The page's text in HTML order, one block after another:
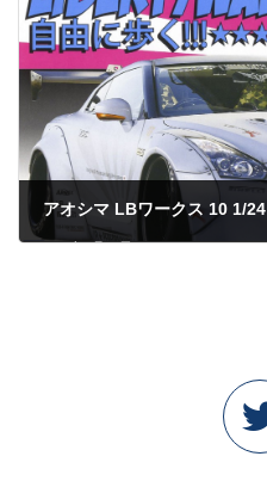
アオシマ LBワークス 10 1/
2023年5月27日